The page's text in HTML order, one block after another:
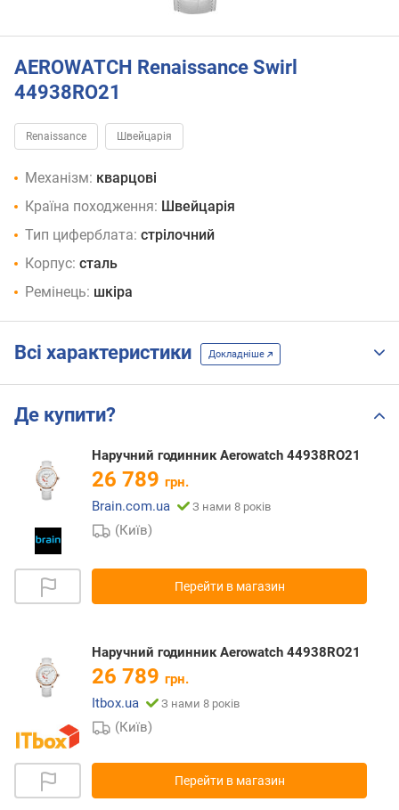
AEROWATCH Renaissance Swirl
44938RO21
Renaissance Швейцарія
Механізм: кварцові
Країна походження: Швейцарія
Тип циферблата: стрілочний
Корпус: сталь
Ремінець: шкіра
Всі характеристики Докладніше
Де купити?
Наручний годинник Aerowatch 44938RO21
26 789 грн.
Brain.com.ua
З нами 8 років
(Київ)
Перейти в магазин
Наручний годинник Aerowatch 44938RO21
26 789 грн.
Itbox.ua
З нами 8 років
(Київ)
Перейти в магазин